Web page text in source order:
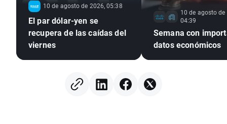
10 de agosto de 2026, 05:38
El par dólar-yen se
recupera de las caídas del
viernes
10 de agosto de
04:39
Semana con
datos económicos